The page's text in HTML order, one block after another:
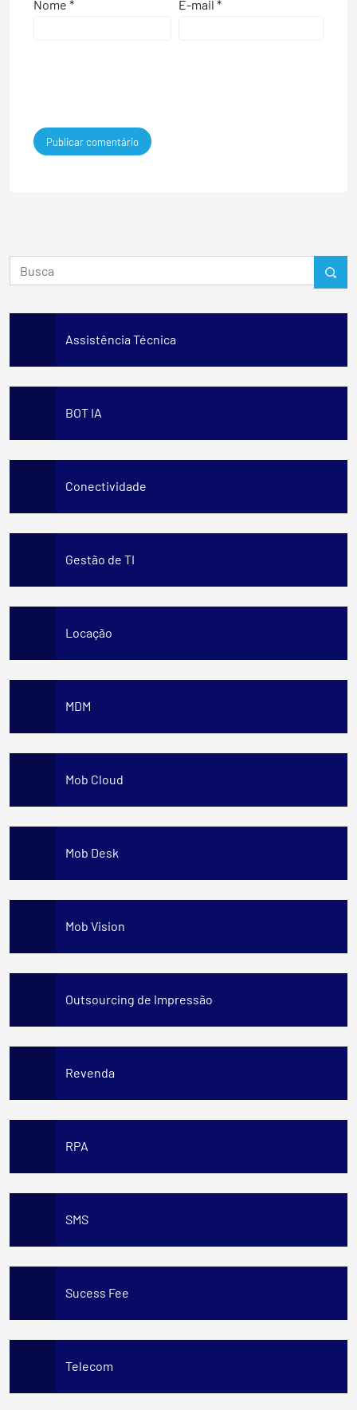
Nome * E-mail *
Assistência Técnica
BOT IA
Conectividade
Gestão de TI
Locação
MDM
Mob Cloud
Mob Desk
Mob Vision
Outsourcing de Impressão
Revenda
RPA
SMS
Sucess Fee
Telecom